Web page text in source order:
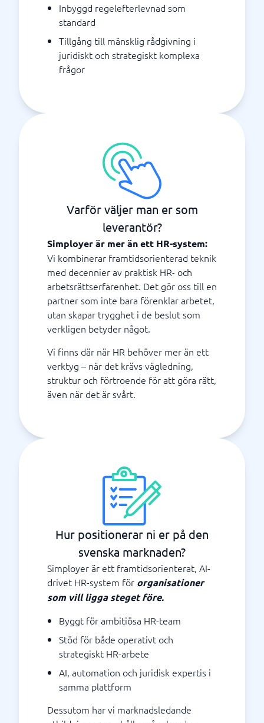
Inbyggd regelefterlevnad som
standard
Tillgång till mänsklig rådgivning i
juridiskt och strategiskt komplexa
frågor
Varför väljer man er som
leverantör?
Simployer är mer än ett HR-system:
Vi kombinerar framtidsorienterad teknik
med decennier av praktisk HR- och
arbetsrättserfarenhet. Det gör oss till en
partner som inte bara förenklar arbetet,
utan skapar trygghet i de beslut som
verkligen betyder något.
Vi finns där när HR behöver mer än ett
verktyg – när det krävs vägledning,
struktur och förtroende för att göra rätt,
även när det är svårt.
Hur positionerar ni er på den
svenska marknaden?
Simployer är ett framtidsorienterat, AI-
drivet HR-system för organisationer
som vill ligga steget före.
Byggt för ambitiösa HR-team
Stöd för både operativt och
strategiskt HR-arbete
AI, automation och juridisk expertis i
samma plattform
Dessutom har vi marknadsledande